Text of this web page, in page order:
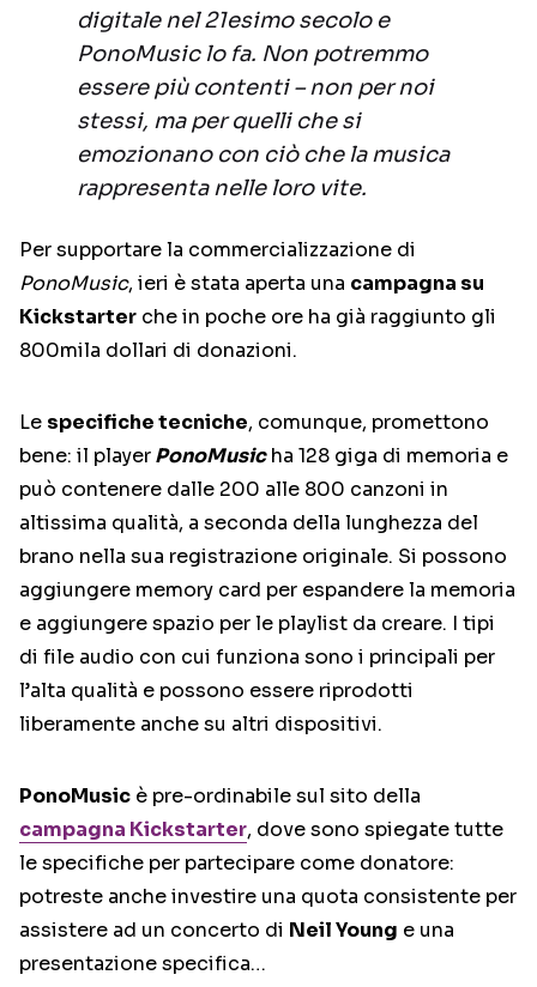
digitale nel 21esimo secolo e
PonoMusic lo fa. Non potremmo
essere più contenti – non per noi
stessi, ma per quelli che si
emozionano con ciò che la musica
rappresenta nelle loro vite.
Per supportare la commercializzazione di
PonoMusic, ieri è stata aperta una campagna su
Kickstarter che in poche ore ha già raggiunto gli
800mila dollari di donazioni.
Le specifiche tecniche, comunque, promettono
bene: il playerPonoMusicha 128 giga di memoria e
può contenere dalle 200 alle 800 canzoni in
altissima qualità, a seconda della lunghezza del
brano nella sua registrazione originale. Si possono
aggiungere memory card per espandere la memoria
e aggiungere spazio per le playlist da creare. I tipi
di file audio con cui funziona sono i principali per
l’alta qualità e possono essere riprodotti
liberamente anche su altri dispositivi.
PonoMusic è pre-ordinabile sul sito della
campagna Kickstarter, dove sono spiegate tutte
le specifiche per partecipare come donatore:
potreste anche investire una quota consistente per
assistere ad un concerto di Neil Young e una
presentazione specifica…